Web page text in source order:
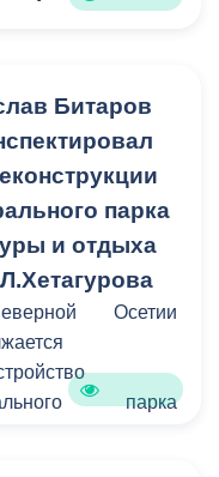
14 декабря
с 12 ч. 00 м. до
00 м. будет
Битаров
парка
и отдыха
Осетии
парка